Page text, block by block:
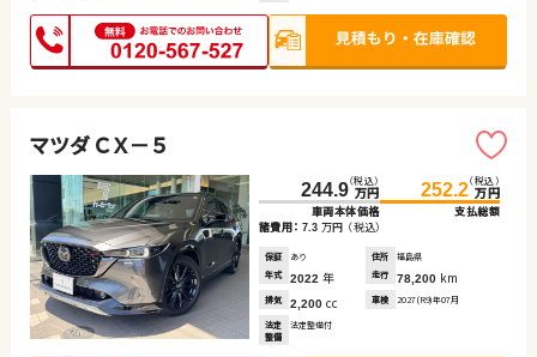
マツダ ＣＸ－５
244.9（税込）
万円
車両本体価格
252.2（税込）
万円
支払総額
諸費用： 7.3 万円 （税込）
保証 あり 住所
福島県
年式
2022 年 走行 78,200 km
排気 2,200 cc 車検 2027(R9)年07月
法定
整備
法定整備付